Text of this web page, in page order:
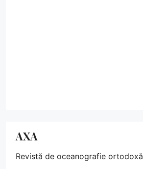
AXA
Revistă de oceanografie ortodoxă